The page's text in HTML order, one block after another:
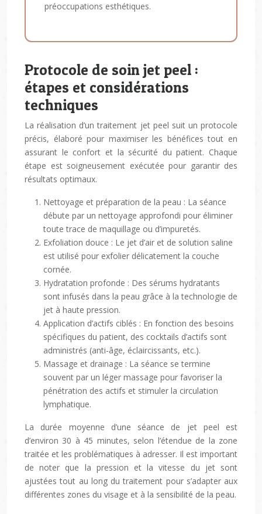
préoccupations esthétiques.
Protocole de soin jet peel :
étapes et considérations
techniques
La réalisation d’un traitement jet peel suit un protocole
précis, élaboré pour maximiser les bénéfices tout en
assurant le confort et la sécurité du patient. Chaque
étape est soigneusement exécutée pour garantir des
résultats optimaux.
Nettoyage et préparation de la peau : La séance
débute par un nettoyage approfondi pour éliminer
toute trace de maquillage ou d’impuretés.
Exfoliation douce : Le jet d’air et de solution saline
est utilisé pour exfolier délicatement la couche
cornée.
Hydratation profonde : Des sérums hydratants
sont infusés dans la peau grâce à la technologie de
jet à haute pression.
Application d’actifs ciblés : En fonction des besoins
spécifiques du patient, des cocktails d’actifs sont
administrés (anti-âge, éclaircissants, etc.).
Massage et drainage : La séance se termine
souvent par un léger massage pour favoriser la
pénétration des actifs et stimuler la circulation
lymphatique.
La durée moyenne d’une séance de jet peel est
d’environ 30 à 45 minutes, selon l’étendue de la zone
traitée et les problématiques à adresser. Il est important
de noter que la pression et la vitesse du jet sont
ajustées tout au long du traitement pour s’adapter aux
différentes zones du visage et à la sensibilité de la peau.